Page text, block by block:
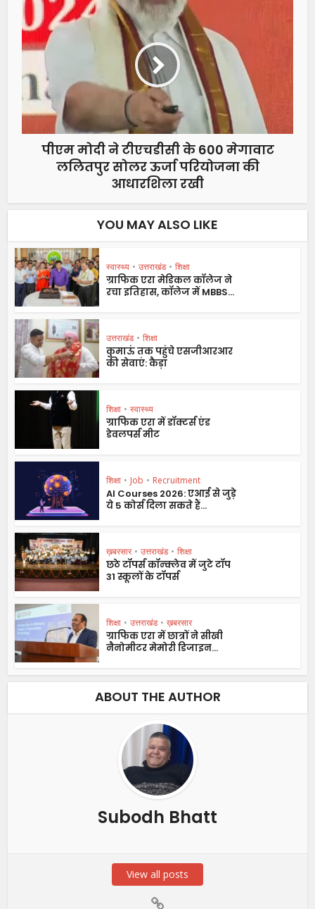
पीएम मोदी ने टीएचडीसी के 600 मेगावाट
ललितपुर सोलर ऊर्जा परियोजना की
आधारशिला रखी
YOU MAY ALSO LIKE
स्वास्थ्य • उत्तराखंड • शिक्षा
ग्राफिक एरा मेडिकल कॉलेज ने
रचा इतिहास, कॉलेज में MBBS...
उत्तराखंड • शिक्षा
कुमाऊं तक पहुंचे एसजीआरआर
की सेवाएं: कैड़ा
शिक्षा • स्वास्थ्य
ग्राफिक एरा में डॉक्टर्स एंड
डेवलपर्स मीट
शिक्षा • Job • Recruitment
AI Courses 2026: एआई से जुड़े
ये 5 कोर्स दिला सकते हैं...
ख़बरसार • उत्तराखंड • शिक्षा
छठे टॉपर्स कॉन्क्लेव में जुटे टॉप
31 स्कूलों के टॉपर्स
शिक्षा • उत्तराखंड • ख़बरसार
ग्राफिक एरा में छात्रों ने सीखी
नैनोमीटर मेमोरी डिजाइन...
ABOUT THE AUTHOR
Subodh Bhatt
View all posts